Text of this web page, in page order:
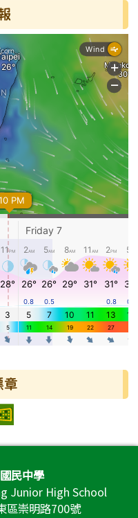
章
民中學
Junior High School
區崇明路700號